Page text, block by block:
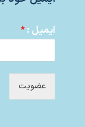
ایمیل :*
عضویت